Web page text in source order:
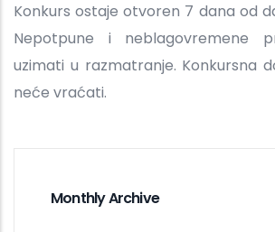
Konkurs ostaje otvoren 7 dana od
Nepotpune i neblagovremene
uzimati u razmatranje. Konkursna
neće vraćati.
Monthly Archive